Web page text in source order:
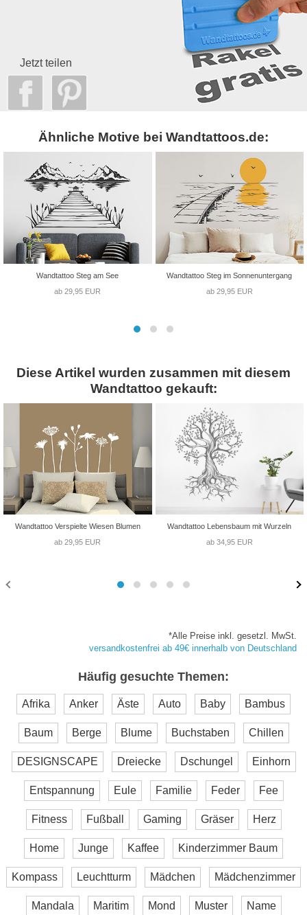
Jetzt teilen
Ähnliche Motive bei Wandtattoos.de:
Wandtattoo Steg am See
ab 29,95 EUR
Wandtattoo Steg im Sonnenuntergang
ab 29,95 EUR
Diese Artikel wurden zusammen mit diesem
Wandtattoo gekauft:
Wandtattoo Verspielte Wiesen Blumen
ab 29,95 EUR
Wandtattoo Lebensbaum mit Wurzeln
ab 34,95 EUR
*Alle Preise inkl. gesetzl. MwSt.
versandkostenfrei ab 49€ innerhalb von Deutschland
Häufig gesuchte Themen:
Afrika Anker Äste Auto Baby Bambus
Baum Berge Blume Buchstaben Chillen
DESIGNSCAPE Dreiecke Dschungel Einhorn
Entspannung Eule Familie Feder Fee
Fitness Fußball Gaming Gräser Herz
Home Junge Kaffee Kinderzimmer Baum
Kompass Leuchtturm Mädchen Mädchenzimmer
Mandala Maritim Mond Muster Name